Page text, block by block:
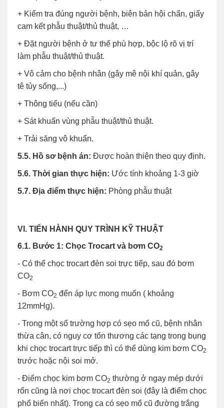
+ Kiểm tra đúng người bệnh, biên bản hội chẩn, giấy
cam kết phẫu thuật/thủ thuật, …
+ Đặt người bệnh ở tư thế phù hợp, bộc lộ rõ vị trí
làm phẫu thuật/thủ thuật.
+ Vô cảm cho bệnh nhân (gây mê nội khí quản, gây
tê tủy sống,...)
+ Thông tiểu (nếu cần)
+ Sát khuẩn vùng phẫu thuật/thủ thuật.
+ Trải săng vô khuẩn.
5.5. Hồ sơ bệnh án: Được hoàn thiện theo quy định.
5.6. Thời gian thực hiện: Ước tính khoảng 1-3 giờ
5.7. Địa điểm thực hiện: Phòng phẫu thuật
VI. TIẾN HÀNH QUY TRÌNH KỸ THUẬT
6.1. Bước 1: Chọc Trocart và bơm CO2
- Có thể chọc trocart đèn soi trực tiếp, sau đó bơm
CO2
- Bơm CO2 đến áp lực mong muốn ( khoảng
12mmHg).
- Trong một số trường hợp có sẹo mổ cũ, bệnh nhân
thừa cân, có nguy cơ tổn thương các tạng trong bụng
khi chọc trocart trực tiếp thì có thể dùng kim bơm CO2
trước hoặc nội soi mở.
- Điểm chọc kim bơm CO2 thường ở ngay mép dưới
rốn cũng là nơi chọc trocart đèn soi (đây là điểm chọc
phổ biến nhất). Trong ca có sẹo mổ cũ đường trắng